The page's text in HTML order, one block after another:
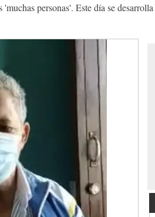
personas'. Este día se